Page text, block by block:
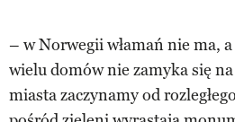
– w Norwegii włamań nie ma,
wielu domów nie zamyka się
miasta zaczynamy od